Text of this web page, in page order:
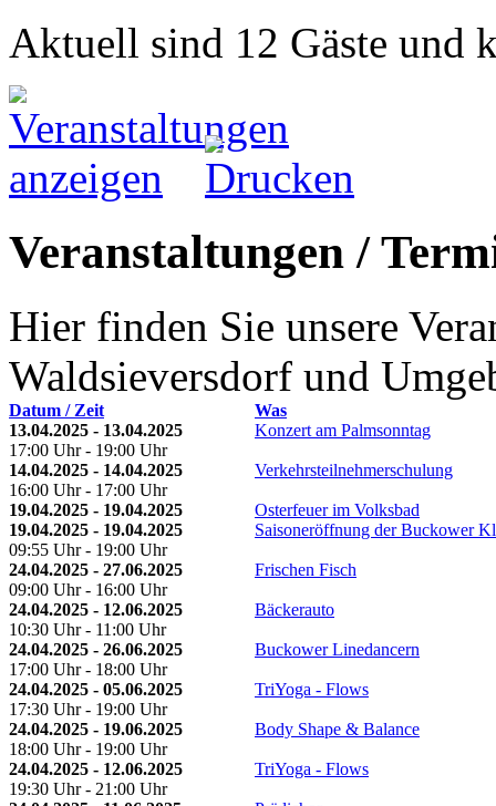
Aktuell sind 12 Gäste und
Veranstaltungen /
Hier finden Sie unsere
Waldsieversdorf und
Datum / Zeit
Was
13.04.2025 - 13.04.2025
17:00 Uhr - 19:00 Uhr
Konzert am Palmsonntag
14.04.2025 - 14.04.2025
16:00 Uhr - 17:00 Uhr
Verkehrsteilnehmerschulung
19.04.2025 - 19.04.2025
Osterfeuer im Volksbad
19.04.2025 - 19.04.2025
09:55 Uhr - 19:00 Uhr
Saisoneröffnung der Buckower
24.04.2025 - 27.06.2025
09:00 Uhr - 16:00 Uhr
Frischen Fisch
24.04.2025 - 12.06.2025
10:30 Uhr - 11:00 Uhr
Bäckerauto
24.04.2025 - 26.06.2025
17:00 Uhr - 18:00 Uhr
Buckower Linedancern
24.04.2025 - 05.06.2025
17:30 Uhr - 19:00 Uhr
TriYoga - Flows
24.04.2025 - 19.06.2025
18:00 Uhr - 19:00 Uhr
Body Shape & Balance
24.04.2025 - 12.06.2025
19:30 Uhr - 21:00 Uhr
TriYoga - Flows